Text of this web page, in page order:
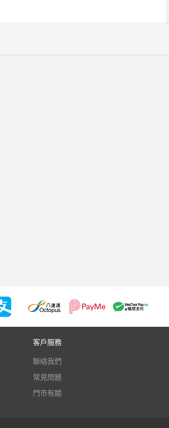
客戶服務
聯絡我們
常見問題
門市有關